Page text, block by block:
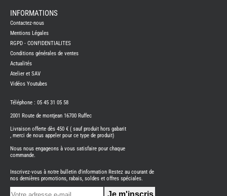
CAMPING-
BENIMAR
CAMPING-
CARADO
CAMPING-
ITINEO
CAMPING-
OCCASION
CARADO
NEUFS
FOURGON
BENIMAR
INFORMATIONS
Contactez-nous
Mentions Légales
RGPD - CONFIDENTIALITES
Conditions générales de ventes
Actualités
Atelier et SAV
Vidéos Youtubes
Téléphone : 05 45 31 05 58
2001 Route de montjean 16700 Ruffec
Livraison offerte dès 450 € ( sauf produit hors gabarit
, merci de nous appeler pour ce type de produit)
Nous nous engageons à vous satisfaire pour chaque
commande.
Inscrivez-vous à notre bulletin d'information Restez au courant de
nos dernières promotions, rabais, soldes et offres spéciales.